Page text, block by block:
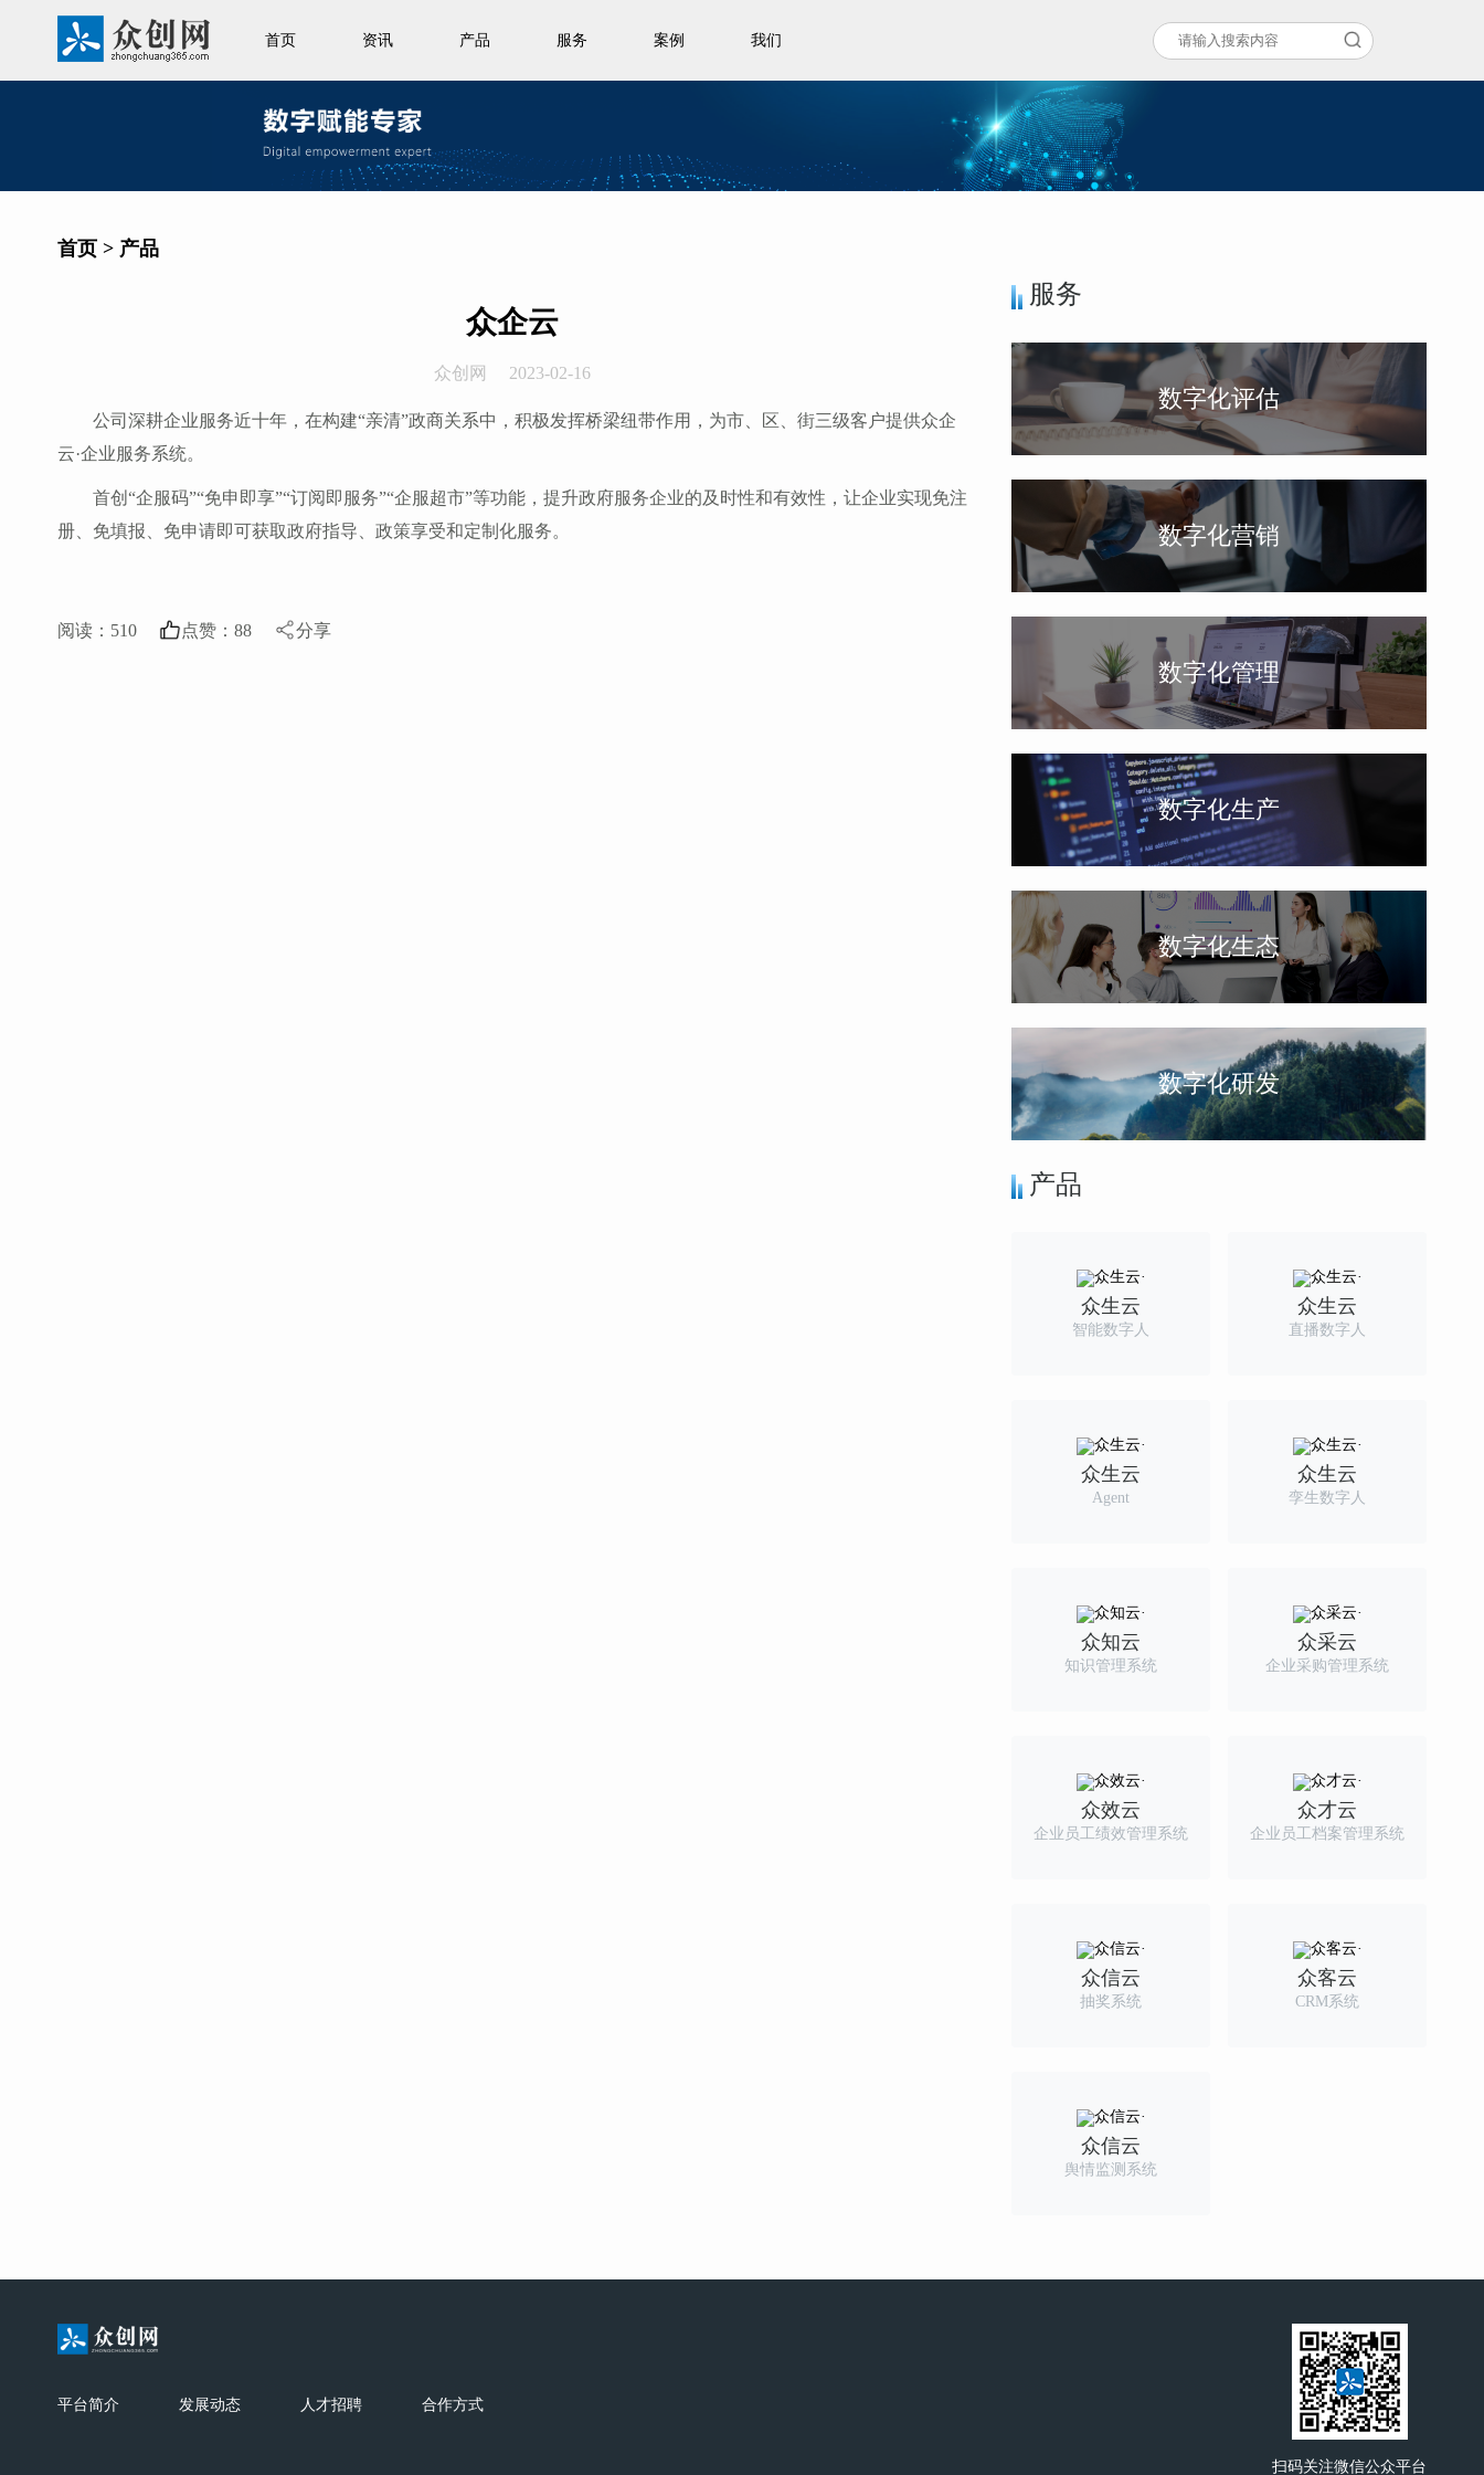
首页 资讯 产品 服务 案例 我们
首页 > 产品
众企云
众创网 2023-02-16
公司深耕企业服务近十年，在构建“亲清”政商关系中，积极发挥桥梁纽带作用，为市、区、街三级客户提供众企
云·企业服务系统。
首创“企服码”“免申即享”“订阅即服务”“企服超市”等功能，提升政府服务企业的及时性和有效性，让企业实现免注
册、免填报、免申请即可获取政府指导、政策享受和定制化服务。
阅读： 510 点赞： 88 分享
服务
数字化评估
数字化营销
数字化管理
数字化生产
数字化生态
数字化研发
产品
众生云
智能数字人
众生云
直播数字人
众生云
Agent
众生云
孪生数字人
众知云
知识管理系统
众采云
企业采购管理系统
众效云
企业员工绩效管理系统
众才云
企业员工档案管理系统
众信云
抽奖系统
众客云
CRM系统
众信云
舆情监测系统
平台简介 发展动态 人才招聘 合作方式
扫码关注微信公众平台